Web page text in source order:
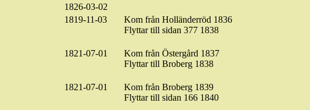
1826-03-02
1819-11-03
Kom från Holländerröd 1836
Flyttar till sidan 377 1838
1821-07-01 Kom från Östergård 1837
Flyttar till Broberg 1838
1821-07-01 Kom från Broberg 1839
Flyttartill sidan 166 1840